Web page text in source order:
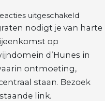
uitgeschakeld
nodigt je van harte
op
d’Hunes in
ontmoeting,
staan. Bezoek
link.